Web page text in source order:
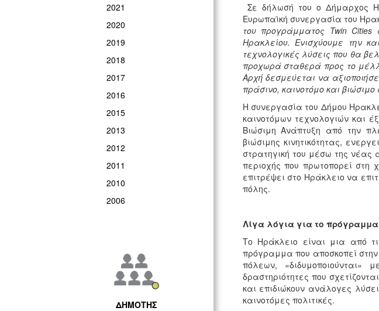
2021
2020
2019
2018
2017
2016
2015
2013
2012
2011
2010
2006
ΔΗΜΟΤΗΣ
Σε δήλωσή του ο Δήμαρχος
Ευρωπαϊκή συνεργασία του
του προγράμματος Twin
Ηρακλείου. Ενισχύουμε την
τεχνολογικές λύσεις που θα
προχωρά σταθερά προς το
Αρχή δεσμεύεται να
πράσινο, καινοτόμο και
Η συνεργασία του Δήμου
καινοτόμων τεχνολογιών και
Βιώσιμη Ανάπτυξη από την
βιώσιμης κινητικότητας,
στρατηγική του μέσω της νέας
περιοχής που πρωτοπορεί στη
επιτρέψει στο Ηράκλειο να
πόλης.
Λίγα λόγια για το
Το Ηράκλειο είναι μια από
πρόγραμμα που αποσκοπεί στην
πόλεων, «διδυμοποιούνται»
δραστηριότητες που
και επιδιώκουν ανάλογες
καινοτόμες πολιτικές.